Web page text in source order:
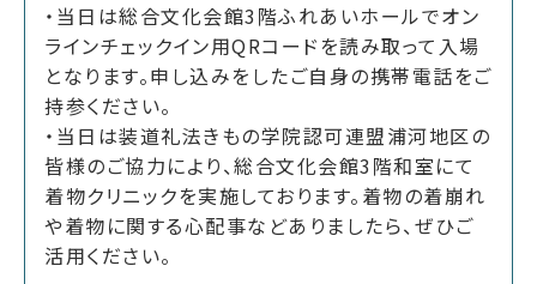
・当日は総合文化会館3階ふれあいホールでオン
ラインチェックイン用QRコードを読み取って入場
となります。申し込みをしたご自身の携帯電話をご
持参ください。
・当日は装道礼法きもの学院認可連盟浦河地区の
皆様のご協力により、総合文化会館3階和室にて
着物クリニックを実施しております。着物の着崩れ
や着物に関する心配事などありましたら、ぜひご
活用ください。